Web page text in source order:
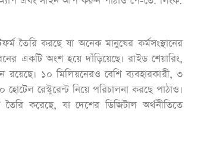
তৈরি করছে যা অনেক মানুষের কর্মসংস্থানের
একটি অংশ হয়ে দাঁড়িয়েছে। রাইড শেয়ারিং,
রয়েছে। ১০ মিলিয়নেরও বেশি ব্যবহারকারী, ৩
রেস্টুরেন্ট নিয়ে পরিচালনা করছে পাঠাও।
করেছে, যা দেশের ডিজিটাল অর্থনীতিতে